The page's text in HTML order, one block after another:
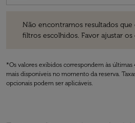
Não encontramos resultados
filtros escolhidos. Favor ajustar
*Os valores exibidos correspondem às
mais disponíveis no momento da reserva.
opcionais podem ser aplicáveis.